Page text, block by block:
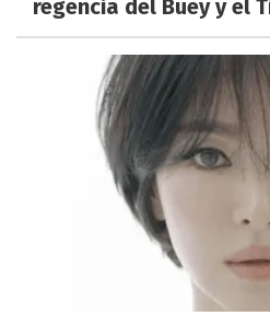
regencia del Buey y el